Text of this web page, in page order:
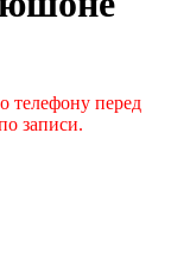
телефону перед
записи.